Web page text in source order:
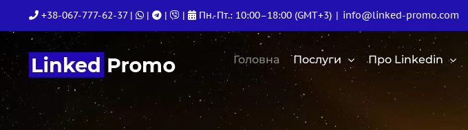
content
+38-067-777-62-37 | | | | Пн.-Пт.: 10:00–18:00 (GMT+3) | info@linked-promo.com
Головна Послуги Про Linkedin